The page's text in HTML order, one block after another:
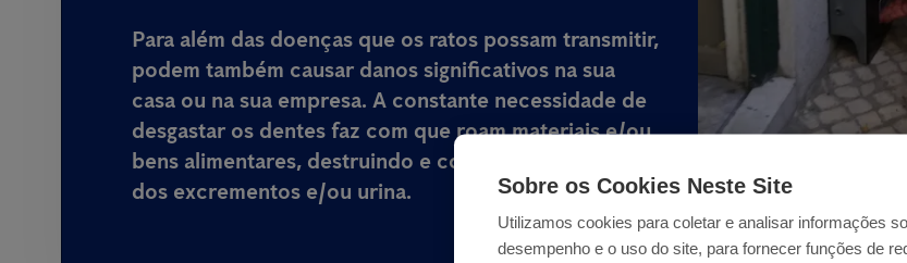
Para além das doenças que os ratos possam transmitir,
podem também causar danos significativos na sua
casa ou na sua empresa. A constante necessidade de
desgastar os dentes faz com que roam materiais e/ou
bens alimentares, destruindo e contaminando através
dos excrementos e/ou urina.
Sobre os Cookies Neste Site
Utilizamos cookies para coletar e analisar informações
desempenho e o uso do site, para fornecer funções de